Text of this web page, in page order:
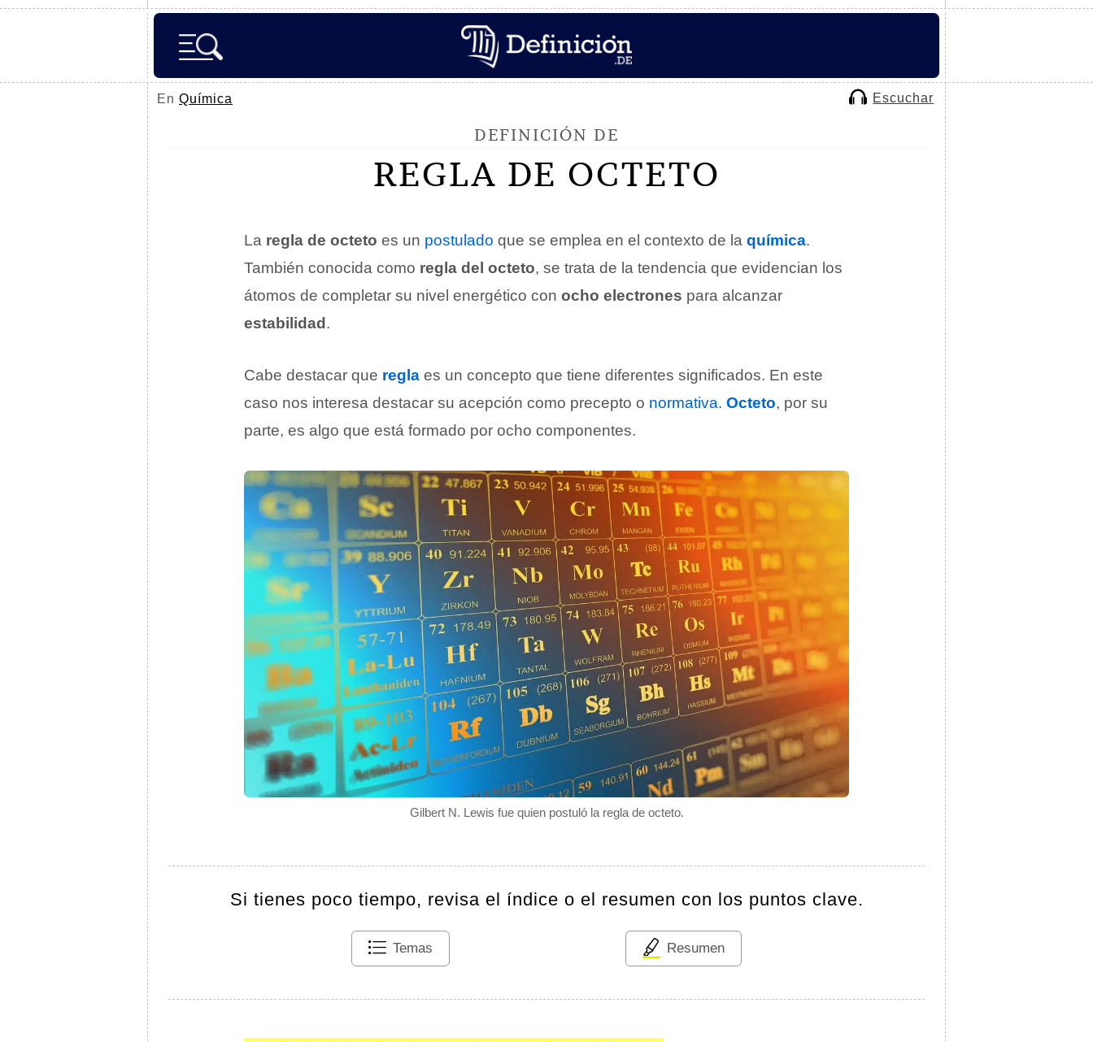
En Química Escuchar
DEFINICIÓN DE
REGLA DE OCTETO
Gilbert N. Lewis fue quien postuló la regla de octeto.
La regla de octeto es un postulado que se emplea en el contexto de la química.
También conocida como regla del octeto, se trata de la tendencia que evidencian los
átomos de completar su nivel energético con ocho electrones para alcanzar
estabilidad .
Cabe destacar que regla es un concepto que tiene diferentes significados. En este
caso nos interesa destacar su acepción como precepto o normativa. Octeto, por su
parte, es algo que está formado por ocho componentes.
Si tienes poco tiempo, revisa el índice o el resumen con los puntos clave.
Temas Resumen